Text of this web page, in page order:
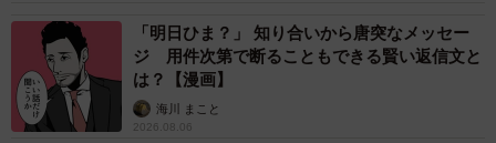
「明日ひま？」 知り合いから唐突なメッセー
ジ 用件次第で断ることもできる賢い返信文と
は？【漫画】
海川 まこと
2026.08.06